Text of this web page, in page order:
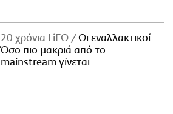
20 χρόνια LiFO
Οι εναλλακτικοί:
Όσο πιο μακριά από το
mainstream γίνεται